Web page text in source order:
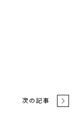
次の記事